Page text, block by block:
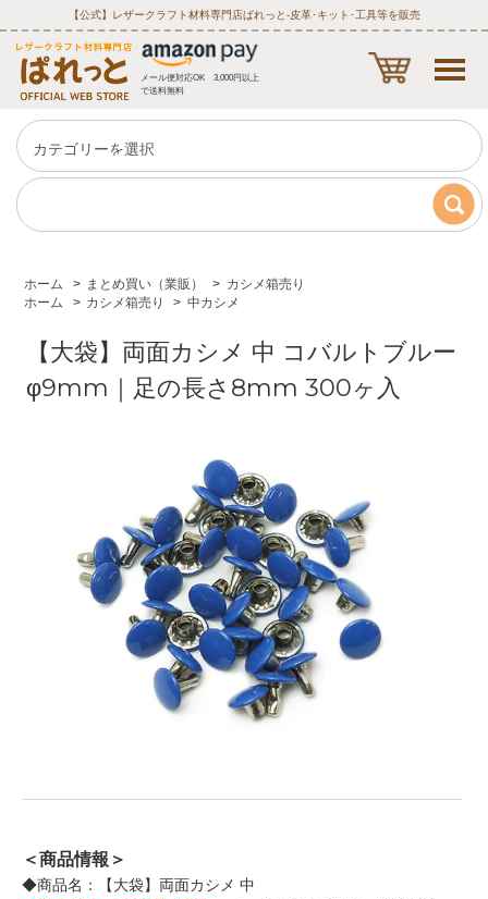
【公式】レザークラフト材料専門店ぱれっと‐皮革･キット･工具等を販売
メール便対応OK 3,000円以上
で送料無料
ホーム > まとめ買い（業販） > カシメ箱売り
ホーム
> カシメ箱売り > 中カシメ
【大袋】両面カシメ 中 コバルトブルー
φ9mm｜足の長さ8mm 300ヶ入
＜商品情報＞
◆商品名：【大袋】両面カシメ 中